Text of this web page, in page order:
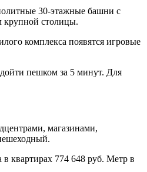
30-этажные башни с
крупной столицы.
комплекса появятся игровые
пешком за 5 минут. Для
магазинами,
квартирах 774 648 руб. Метр в